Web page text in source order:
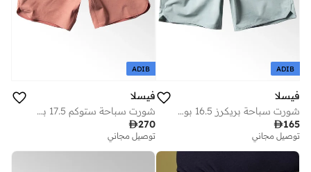
ADIB
فيسلا
شورت سباحة بريكرز 16.5 بوصة إيكولاستيك جاد
165
توصيل مجاني
ADIB
فيسلا
شورت سباحة ستوكم 17.5 بوصة صن بيرن
270
توصيل مجاني